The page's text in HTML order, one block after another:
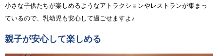
小さな子供たちが楽しめるようなアトラクションやレストランが集まっ
ているので、乳幼児も安心して過ごせますよ♪
親子が安心して楽しめる